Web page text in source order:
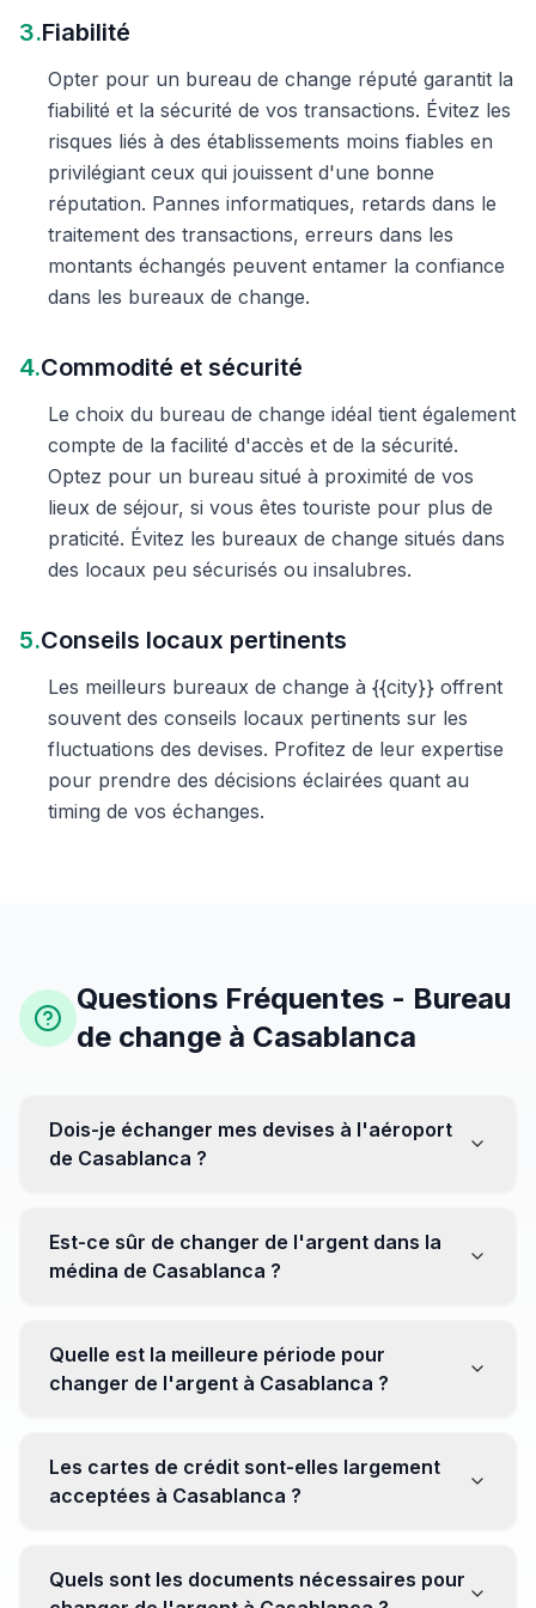
3.Fiabilité
Opter pour un bureau de change réputé garantit la
fiabilité et la sécurité de vos transactions. Évitez les
risques liés à des établissements moins fiables en
privilégiant ceux qui jouissent d'une bonne
réputation. Pannes informatiques, retards dans le
traitement des transactions, erreurs dans les
montants échangés peuvent entamer la confiance
dans les bureaux de change.
4.Commodité et sécurité
Le choix du bureau de change idéal tient également
compte de la facilité d'accès et de la sécurité.
Optez pour un bureau situé à proximité de vos
lieux de séjour, si vous êtes touriste pour plus de
praticité. Évitez les bureaux de change situés dans
des locaux peu sécurisés ou insalubres.
5.Conseils locaux pertinents
Les meilleurs bureaux de change à {{city}} offrent
souvent des conseils locaux pertinents sur les
fluctuations des devises. Profitez de leur expertise
pour prendre des décisions éclairées quant au
timing de vos échanges.
Questions Fréquentes - Bureau
de change à Casablanca
Dois-je échanger mes devises à l'aéroport
de Casablanca ?
être moins avantageux. Orientez-vous plutôt vers les
bureaux de change en ville pour obtenir de meilleurs
Est-ce sûr de changer de l'argent dans la
médina de Casablanca ?
établissements réputés pour éviter les surprises.
Quelle est la meilleure période pour
changer de l'argent à Casablanca ?
soyez attentif aux fluctuations pour maximiser la valeur
de vos devises.
Les cartes de crédit sont-elles largement
acceptées à Casablanca ?
Cependant, avoir un peu de monnaie locale peut être
Quels sont les documents nécessaires pour